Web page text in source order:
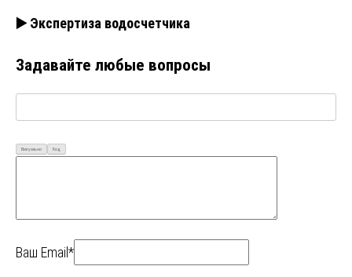
▶️ Экспертиза водосчетчика
Задавайте любые вопросы
Визуально Код
Ваш Email*